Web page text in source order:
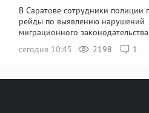
В Саратове сотрудники полиции
рейды по выявлению нарушений
миграционного законодательства
сегодня 10:45
2198 1